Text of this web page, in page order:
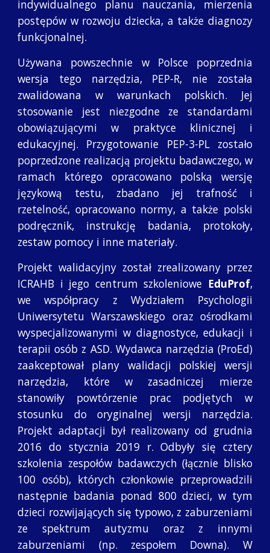
indywidualnego planu nauczania, mierzenia
postępów w rozwoju dziecka, a także diagnozy
funkcjonalnej.
Używana powszechnie w Polsce poprzednia
wersja tego narzędzia, PEP-R, nie została
zwalidowana w warunkach polskich. Jej
stosowanie jest niezgodne ze standardami
obowiązującymi w praktyce klinicznej i
edukacyjnej. Przygotowanie PEP-3-PL zostało
poprzedzone realizacją projektu badawczego, w
ramach którego opracowano polską wersję
językową testu, zbadano jej trafność i
rzetelność, opracowano normy, a także polski
podręcznik, instrukcję badania, protokoły,
zestaw pomocy i inne materiały.
Projekt walidacyjny został zrealizowany przez
ICRAHB i jego centrum szkoleniowe EduProf,
we współpracy z Wydziałem Psychologii
Uniwersytetu Warszawskiego oraz ośrodkami
wyspecjalizowanymi w diagnostyce, edukacji i
terapii osób z ASD. Wydawca narzędzia (ProEd)
zaakceptował plany walidacji polskiej wersji
narzędzia, które w zasadniczej mierze
stanowiły powtórzenie prac podjętych w
stosunku do oryginalnej wersji narzędzia.
Projekt adaptacji był realizowany od grudnia
2016 do stycznia 2019 r. Odbyły się cztery
szkolenia zespołów badawczych (łącznie blisko
100 osób), których członkowie przeprowadzili
następnie badania ponad 800 dzieci, w tym
dzieci rozwijających się typowo, z zaburzeniami
ze spektrum autyzmu oraz z innymi
zaburzeniami (np. zespołem Downa). W